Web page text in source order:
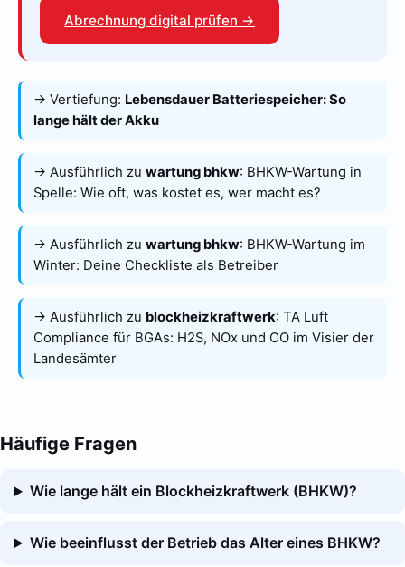
Abrechnung digital prüfen →
→ Vertiefung: Lebensdauer Batteriespeicher: So
lange hält der Akku
→ Ausführlich zu wartung bhkw: BHKW-Wartung in
Spelle: Wie oft, was kostet es, wer macht es?
→ Ausführlich zu wartung bhkw: BHKW-Wartung im
Winter: Deine Checkliste als Betreiber
→ Ausführlich zu blockheizkraftwerk: TA Luft
Compliance für BGAs: H2S, NOx und CO im Visier der
Landesämter
Häufige Fragen
Wie lange hält ein Blockheizkraftwerk (BHKW)?
Wie beeinflusst der Betrieb das Alter eines BHKW?